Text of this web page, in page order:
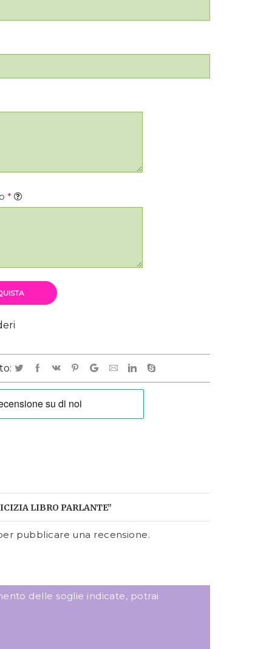
*
LIBRO PARLANTE”
pubblicare una recensione.
delle soglie indicate, potrai